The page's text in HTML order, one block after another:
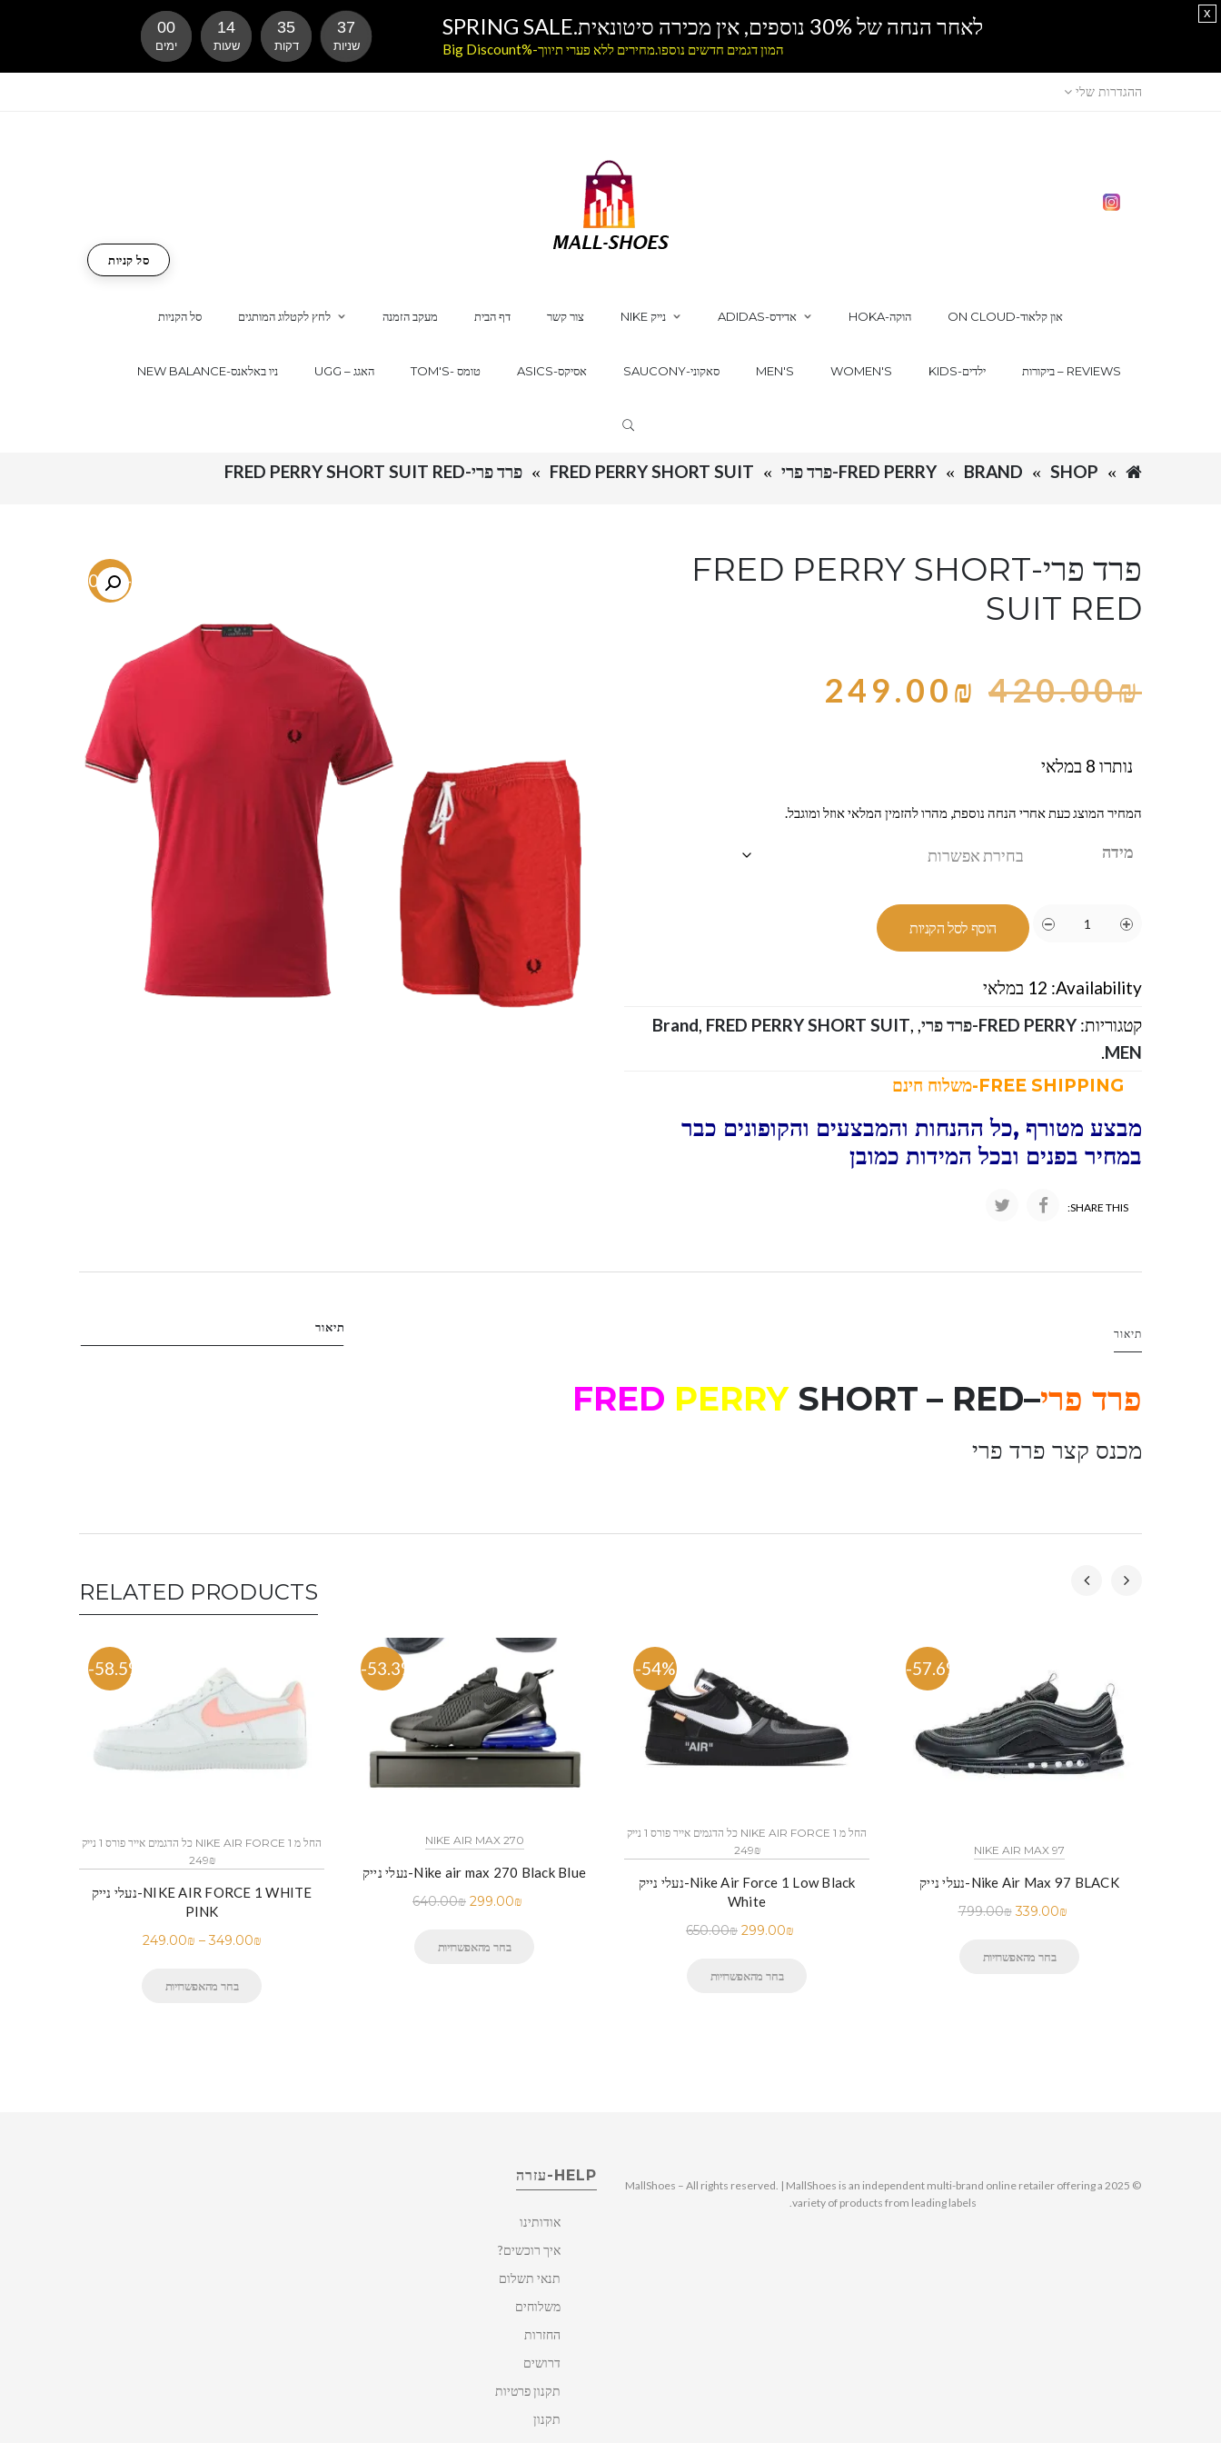
ההגדרות שלי
סל הקניות לחץ לקטלוג המותגים מעקב הזמנה דף הבית צור קשר NIKE נייק ADIDAS-אדידס HOKA-הוקה ON CLOUD-און קלאוד
NEW BALANCE-ניו באלאנס UGG – האגג TOM'S- טומס ASICS-אסיקס SAUCONY-סאקוני MEN'S WOMEN'S KIDS-ילדים ביקורות – REVIEWS
סל קניות
SHOP
BRAND FRED PERRY-פרד פרי FRED PERRY SHORT SUIT פרד פרי-FRED PERRY SHORT SUIT RED
-40.7%
פרד פרי-FRED PERRY SHORT
SUIT RED
420.00₪
249.00₪
נותרו 8 במלאי
המחיר המוצג כעת אחרי הנחה נוספת, מהרו להזמין המלאי אוזל ומוגבל.
מידה
הוסף לסל הקניות
Availability: 12 במלאי
קטגוריות: FRED PERRY-פרד פרי ,
Brand, FRED PERRY SHORT SUIT,
MEN
.
מבצע מטורף ,כל ההנחות והמבצעים והקופונים כבר
במחיר בפנים ובכל המידות כמובן
SHARE THIS:
תיאור תיאור
פרד פרי–
FRED PERRY SHORT – RED
מכנס קצר פרד פרי
RELATED PRODUCTS
-58.5%
כל הדגמים אייר פורס 1 נייק NIKE AIR FORCE 1 החל מ
249₪
נעלי נייק-NIKE AIR FORCE 1 WHITE
PINK
249.00₪ – 349.00₪
בחר מהאפשרויות
-53.3%
NIKE AIR MAX 270
נעלי נייק-Nike air max 270 Black Blue
640.00₪ 299.00₪
בחר מהאפשרויות
-54%
כל הדגמים אייר פורס 1 נייק NIKE AIR FORCE 1 החל מ
249₪
נעלי נייק-Nike Air Force 1 Low Black
White
650.00₪ 299.00₪
בחר מהאפשרויות
-57.6%
NIKE AIR MAX 97
נעלי נייק-Nike Air Max 97 BLACK
799.00₪ 339.00₪
בחר מהאפשרויות
HELP-עזרה
אודותינו
איך רוכשים?
תנאי תשלום
משלוחים
החזרות
דרושים
תקנון פרטיות
תקנון
© 2025 MallShoes – All rights reserved. | MallShoes is an independent multi-brand online retailer offering a
variety of products from leading labels.
לאחר הנחה של 30% נוספים, אין מכירה סיטונאית.SPRING SALE
המון דגמים חדשים נוספו.מחירים ללא פערי תיווך-%Big Discount
00
ימים
14
שעות
35
דקות
36
שניות
x